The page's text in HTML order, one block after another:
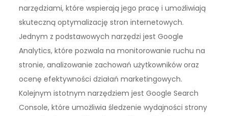
narzędziami, które wspierają jego pracę i umożliwiają
skuteczną optymalizację stron internetowych.
Jednym z podstawowych narzędzi jest Google
Analytics, które pozwala na monitorowanie ruchu na
stronie, analizowanie zachowań użytkowników oraz
ocenę efektywności działań marketingowych.
Kolejnym istotnym narzędziem jest Google Search
Console, które umożliwia śledzenie wydajności strony